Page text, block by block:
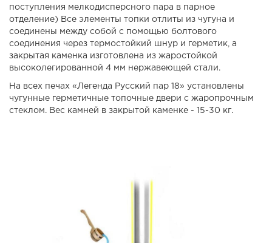
поступления мелкодисперсного пара в парное
отделение) Все элементы топки отлиты из чугуна и
соединены между собой с помощью болтового
соединения через термостойкий шнур и герметик, а
закрытая каменка изготовлена из жаростойкой
высоколегированной 4 мм нержавеющей стали.
На всех печах «Легенда Русский пар 18» установлены
чугунные герметичные топочные двери с жаропрочным
стеклом. Вес камней в закрытой каменке - 15-30 кг.